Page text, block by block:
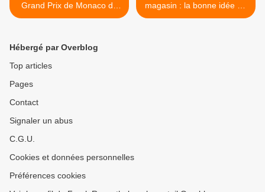
Grand Prix de Monaco de
F1
magasin : la bonne idée de
Banana Republic >
Hébergé par Overblog
Top articles
Pages
Contact
Signaler un abus
C.G.U.
Cookies et données personnelles
Préférences cookies